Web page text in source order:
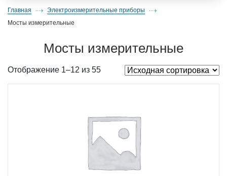
Главная
Электроизмерительные приборы
мосты измерительные
мосты измерительные
Отображение 1–12 из 55